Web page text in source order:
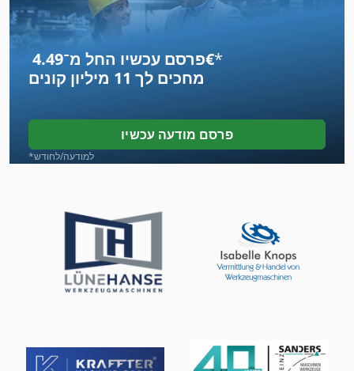
הקש על ציר
הקש על קרטון
הרמת שולחן עם מסוע רולר
חד קרן קטן 3
טקסטיל ניקוי מכונת מכונת כביסה תעשייתי מילוי כמות 22 ק ג
מחרטה 12 סלטיק
מחרטה יד ידית
מחרטה עלי
פרסם עכשיו החל מ־‏4.49 ‏€*
מחכים לך 11 מיליון קונים
פרסם מודעה עכשיו
*למודעה/לחודש